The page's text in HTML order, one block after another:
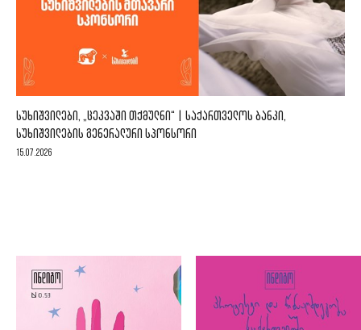
ᲡᲣᲮᲘᲨᲕᲘᲚᲔᲑᲘ, „ᲪᲔᲙᲕᲐᲨᲘ ᲗᲥᲛᲣᲚᲜᲘ“ | ᲡᲐᲥᲐᲠᲗᲕᲔᲚᲝᲡ ᲑᲐᲜᲙᲘ,
ᲡᲣᲮᲘᲨᲕᲘᲚᲔᲑᲘᲡ ᲒᲔᲜᲔᲠᲐᲚᲣᲠᲘ ᲡᲞᲝᲜᲡᲝᲠᲘ
15.07.2026